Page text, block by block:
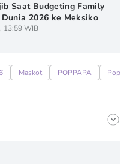
Saat Budgeting Family
2026 ke Meksiko
13:59 WIB
Maskot POPPAPA